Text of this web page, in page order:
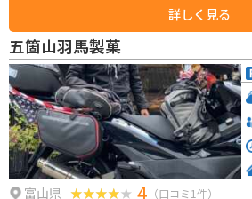
されている「たいら郷土館」では、五箇山の歴史
ます。 バイクで訪れる場合、道の駅には広い駐車場が完備されているので安
心です。周辺には、荘厳な山々を望む絶景ルート
など、ツーリングに最適なコースが数多くありま
険しい山岳地帯を抜ける「酷道」としても知ら
度は走ってみたい challenging なルートです。 五箇山地方は、日本の原風景
が残る美しい場所です。道の駅 たいらを拠点に、
しんでください。
詳しく見る
五箇山羽馬製菓
富山県 4 （口コミ1件）